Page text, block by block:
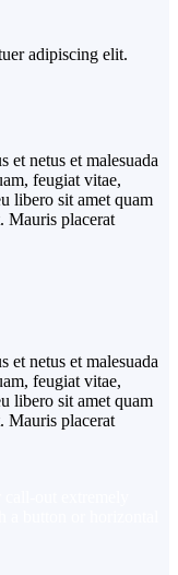
adipiscing elit.
et netus et malesuada
feugiat vitae,
libero sit amet quam
Mauris placerat
et netus et malesuada
feugiat vitae,
libero sit amet quam
Mauris placerat